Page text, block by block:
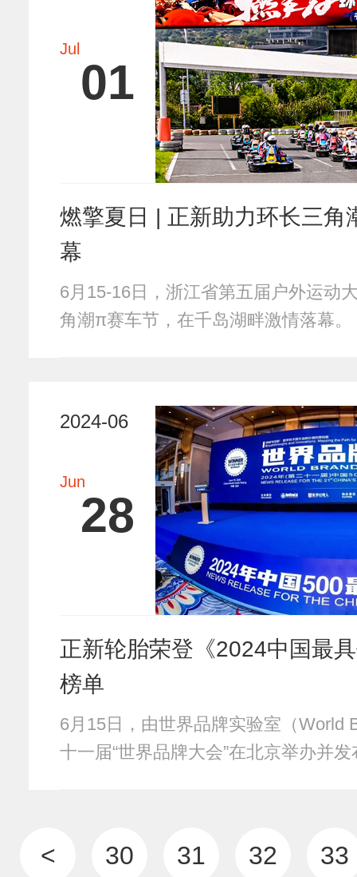
Jul
01
燃擎夏日 | 正新助力环长三角
幕
6月15-16日，浙江省第五届户外运动
角潮π赛车节，在千岛湖畔激情落幕。
2024-06
Jun
28
正新轮胎荣登《2024中国最
榜单
6月15日，由世界品牌实验室（World
十一届“世界品牌大会”在北京举办并
< 30 31 32 33